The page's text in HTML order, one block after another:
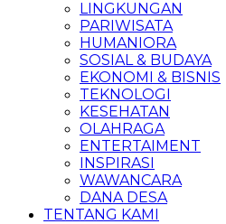
LINGKUNGAN
PARIWISATA
HUMANIORA
SOSIAL & BUDAYA
EKONOMI & BISNIS
TEKNOLOGI
KESEHATAN
OLAHRAGA
ENTERTAIMENT
INSPIRASI
WAWANCARA
DANA DESA
TENTANG KAMI